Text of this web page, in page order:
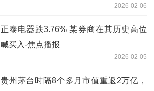
2026-02-06
正泰电器跌3.76% 某券商在其历史高位
喊买入-焦点播报
2026-02-05
贵州茅台时隔8个多月市值重返2万亿，